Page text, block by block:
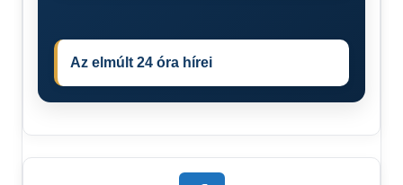
Az elmúlt 24 óra hírei